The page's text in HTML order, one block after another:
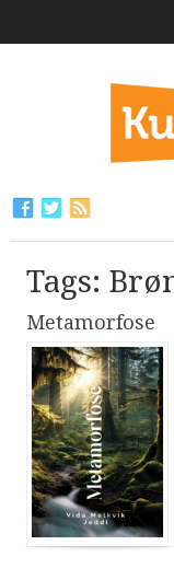
Tags:
Metamorfose